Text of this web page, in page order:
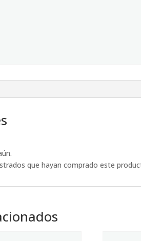
que hayan comprado este